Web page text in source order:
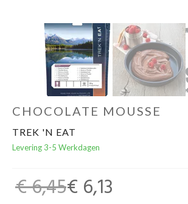
Varia
Promo
CHOCOLATE MOUSSE
TREK 'N EAT
Levering 3-5 Werkdagen
€ 6,45€ 6,13